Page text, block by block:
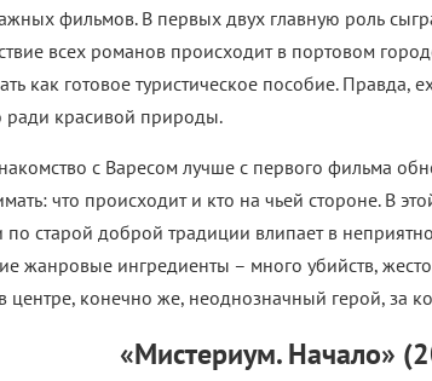
фильмов. В первых двух главную роль
всех романов происходит в портовом
как готовое туристическое пособие. Правда,
ради красивой природы.
с Варесом лучше с первого фильма
что происходит и кто на чьей стороне. В
по старой доброй традиции влипает в
жанровые ингредиенты – много убийств,
конечно же, неоднозначный герой, за
«Мистериум. Начало»